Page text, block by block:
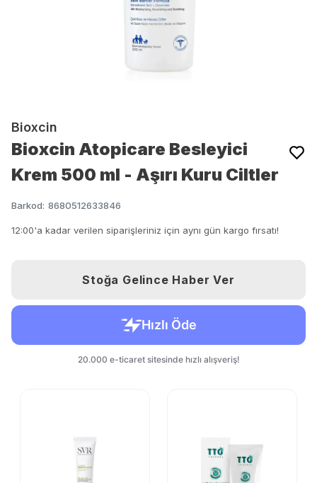
Bioxcin
Bioxcin Atopicare Besleyici
Krem 500 ml - Aşırı Kuru Ciltler
Barkod: 8680512633846
12:00'a kadar verilen siparişleriniz için aynı gün kargo fırsatı!
Stoğa Gelince Haber Ver